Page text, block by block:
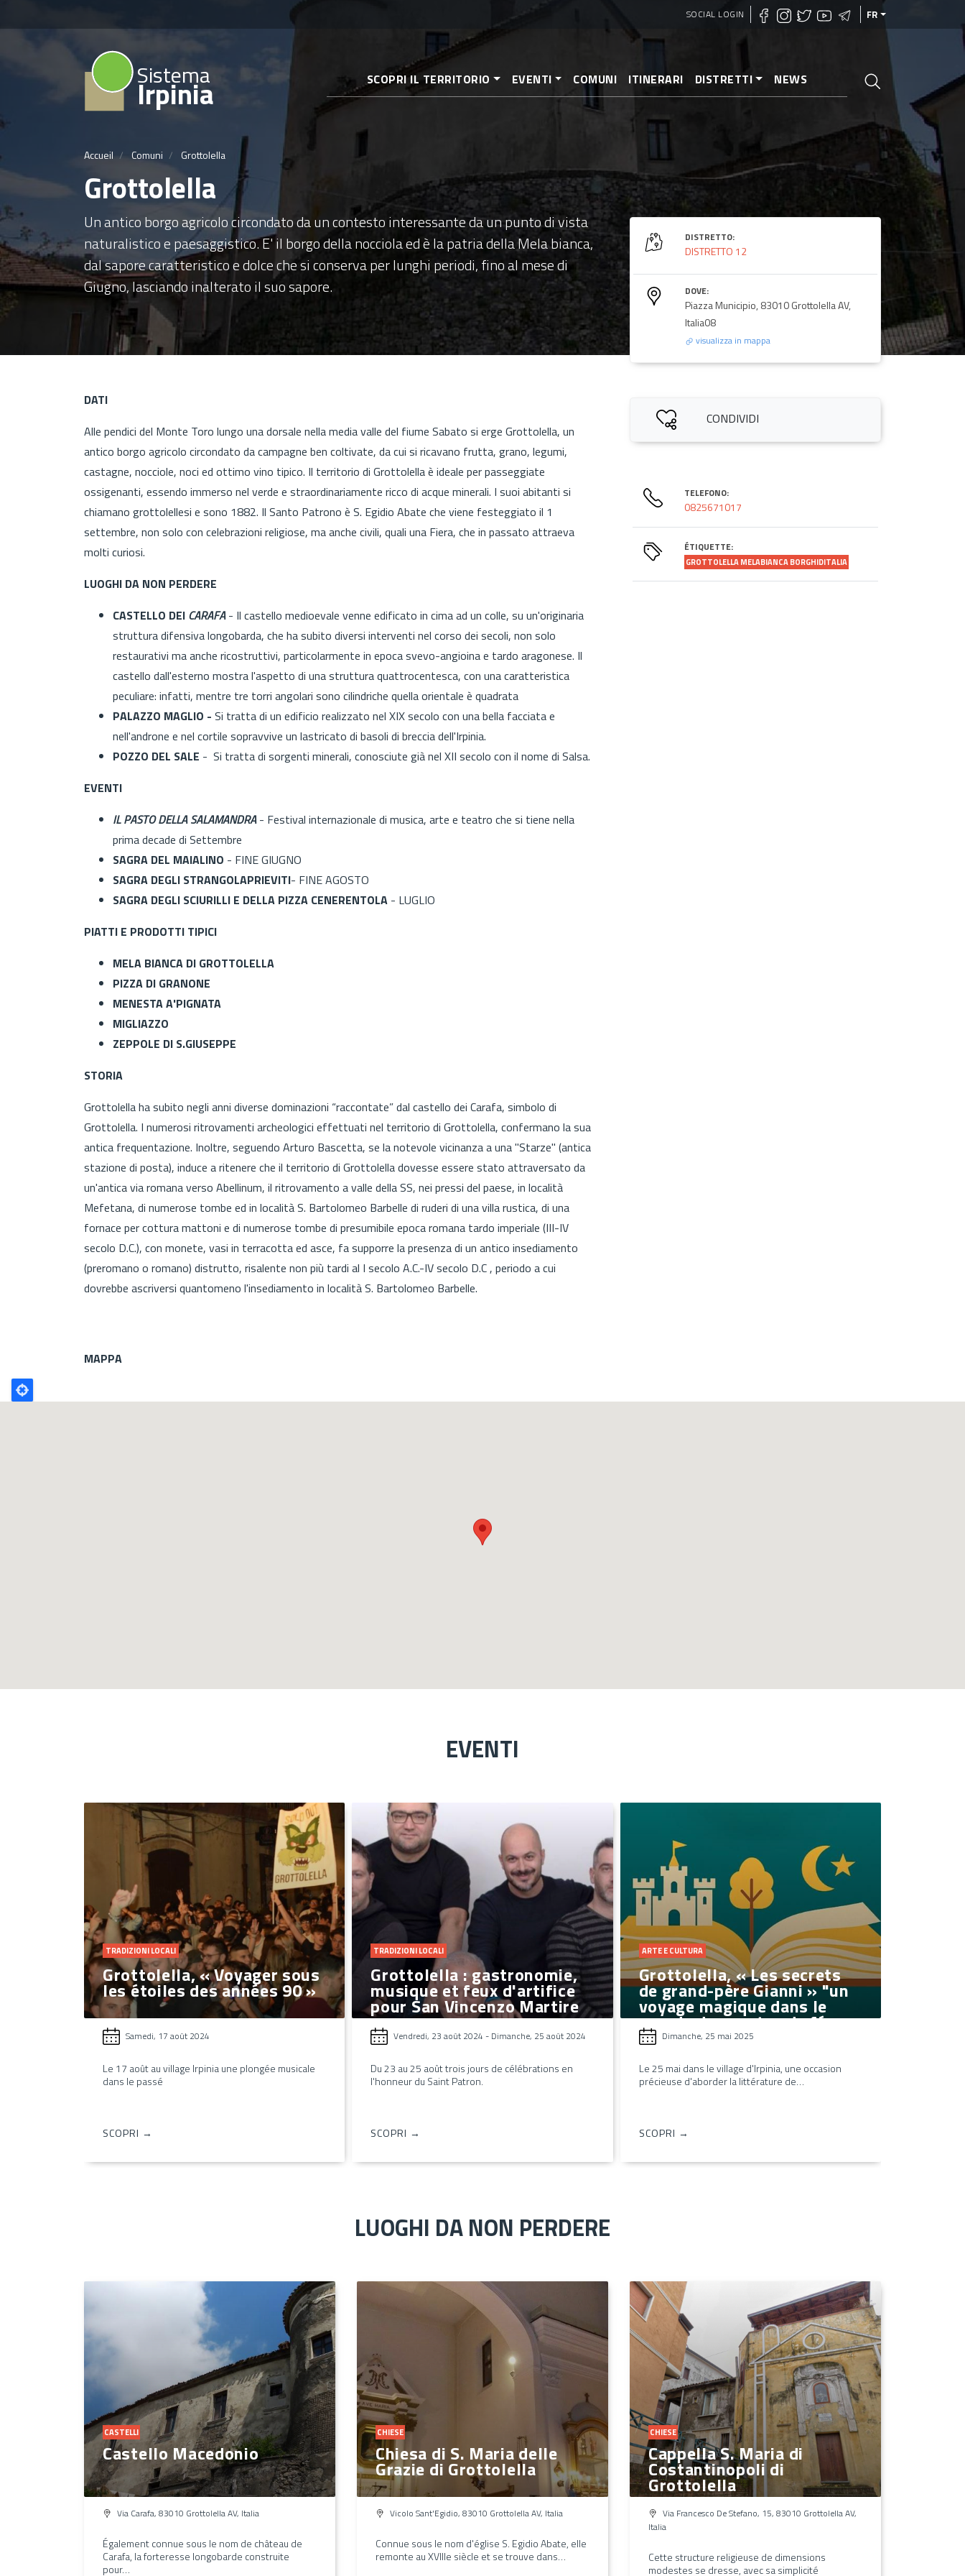
au
contenu
SOCIAL LOGIN FR
Sistema
Irpinia SCOPRI IL TERRITORIO EVENTI COMUNI ITINERARI DISTRETTI NEWS
Accueil Comuni Grottolella
Grottolella
Un antico borgo agricolo circondato da un contesto interessante da un punto di vista
naturalistico e paesaggistico. E' il borgo della nocciola ed è la patria della Mela bianca,
dal sapore caratteristico e dolce che si conserva per lunghi periodi, fino al mese di
Giugno, lasciando inalterato il suo sapore.
DATI
Alle pendici del Monte Toro lungo una dorsale nella media valle del fiume Sabato si erge Grottolella, un
antico borgo agricolo circondato da campagne ben coltivate, da cui si ricavano frutta, grano, legumi,
castagne, nocciole, noci ed ottimo vino tipico. Il territorio di Grottolella è ideale per passeggiate
ossigenanti, essendo immerso nel verde e straordinariamente ricco di acque minerali. I suoi abitanti si
chiamano grottolellesi e sono 1882. Il Santo Patrono è S. Egidio Abate che viene festeggiato il 1
settembre, non solo con celebrazioni religiose, ma anche civili, quali una Fiera, che in passato attraeva
molti curiosi.
LUOGHI DA NON PERDERE
CASTELLO DEI CARAFA- Il castello medioevale venne edificato in cima ad un colle, su un'originaria
struttura difensiva longobarda, che ha subito diversi interventi nel corso dei secoli, non solo
restaurativi ma anche ricostruttivi, particolarmente in epoca svevo-angioina e tardo aragonese. Il
castello dall'esterno mostra l'aspetto di una struttura quattrocentesca, con una caratteristica
peculiare: infatti, mentre tre torri angolari sono cilindriche quella orientale è quadrata
PALAZZO MAGLIO - Si tratta di un edificio realizzato nel XIX secolo con una bella facciata e
nell'androne e nel cortile sopravvive un lastricato di basoli di breccia dell'Irpinia.
POZZO DEL SALE - Si tratta di sorgenti minerali, conosciute già nel XII secolo con il nome di Salsa.
EVENTI
IL PASTO DELLA SALAMANDRA- Festival internazionale di musica, arte e teatro che si tiene nella
prima decade di Settembre
SAGRA DEL MAIALINO - FINE GIUGNO
SAGRA DEGLI STRANGOLAPRIEVITI- FINE AGOSTO
SAGRA DEGLI SCIURILLI E DELLA PIZZA CENERENTOLA - LUGLIO
PIATTI E PRODOTTI TIPICI
MELA BIANCA DI GROTTOLELLA
PIZZA DI GRANONE
MENESTA A'PIGNATA
MIGLIAZZO
ZEPPOLE DI S.GIUSEPPE
STORIA
Grottolella ha subito negli anni diverse dominazioni “raccontate” dal castello dei Carafa, simbolo di
Grottolella. I numerosi ritrovamenti archeologici effettuati nel territorio di Grottolella, confermano la sua
antica frequentazione. Inoltre, seguendo Arturo Bascetta, se la notevole vicinanza a una "Starze" (antica
stazione di posta), induce a ritenere che il territorio di Grottolella dovesse essere stato attraversato da
un'antica via romana verso Abellinum, il ritrovamento a valle della SS, nei pressi del paese, in località
Mefetana, di numerose tombe ed in località S. Bartolomeo Barbelle di ruderi di una villa rustica, di una
fornace per cottura mattoni e di numerose tombe di presumibile epoca romana tardo imperiale (III-IV
secolo D.C.), con monete, vasi in terracotta ed asce, fa supporre la presenza di un antico insediamento
(preromano o romano) distrutto, risalente non più tardi al I secolo A.C.-IV secolo D.C , periodo a cui
dovrebbe ascriversi quantomeno l'insediamento in località S. Bartolomeo Barbelle.
DISTRETTO:
DISTRETTO 12
DOVE:
Piazza Municipio, 83010 Grottolella AV,
Italia08
visualizza in mappa
CONDIVIDI
TELEFONO:
0825671017
ÉTIQUETTE:
GROTTOLELLA MELABIANCA BORGHIDITALIA
MAPPA
Poligono
GEO
EVENTI
TRADIZIONI LOCALI
Grottolella, « Voyager sous
les étoiles des années 90 »
Samedi, 17 août 2024
Le 17 août au village Irpinia une plongée musicale
dans le passé
SCOPRI →
TRADIZIONI LOCALI
Grottolella : gastronomie,
musique et feux d'artifice
pour San Vincenzo Martire
Vendredi, 23 août 2024 - Dimanche, 25 août 2024
Du 23 au 25 août trois jours de célébrations en
l'honneur du Saint Patron.
SCOPRI →
ARTE E CULTURA
Grottolella, « Les secrets
de grand-père Gianni » "un
voyage magique dans le
monde des contes de fées
Dimanche, 25 mai 2025
Le 25 mai dans le village d'Irpinia, une occasion
précieuse d'aborder la littérature de…
SCOPRI →
LUOGHI DA NON PERDERE
CASTELLI
Castello Macedonio
Via Carafa, 83010 Grottolella AV, Italia
Également connue sous le nom de château de
Carafa, la forteresse longobarde construite
pour…
CHIESE
Chiesa di S. Maria delle
Grazie di Grottolella
Vicolo Sant'Egidio, 83010 Grottolella AV, Italia
Connue sous le nom d'église S. Egidio Abate, elle
remonte au XVIIIe siècle et se trouve dans…
CHIESE
Cappella S. Maria di
Costantinopoli di
Grottolella
Via Francesco De Stefano, 15, 83010 Grottolella AV,
Italia
Cette structure religieuse de dimensions
modestes se dresse, avec sa simplicité